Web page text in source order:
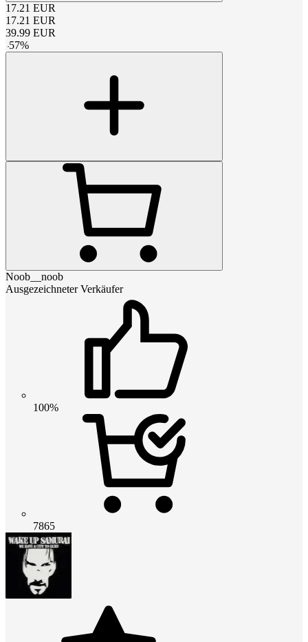
17.21 EUR
17.21 EUR
39.99 EUR
-57%
Noob__noob
Ausgezeichneter Verkäufer
100%
7865